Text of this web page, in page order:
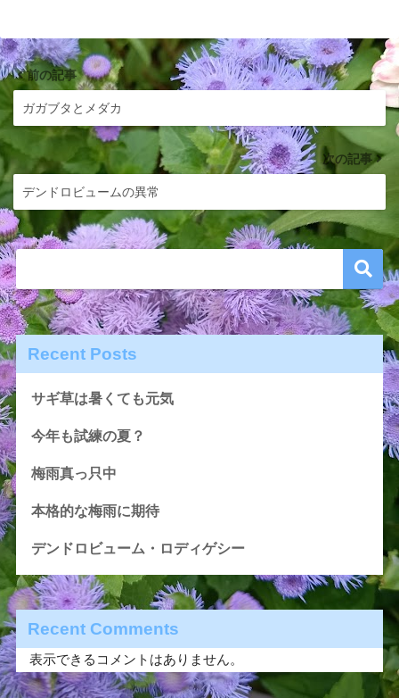
前の記事
ガガブタとメダカ
次の記事
デンドロビュームの異常
Recent Posts
サギ草は暑くても元気
今年も試練の夏？
梅雨真っ只中
本格的な梅雨に期待
デンドロビューム・ロディゲシー
Recent Comments
表示できるコメントはありません。